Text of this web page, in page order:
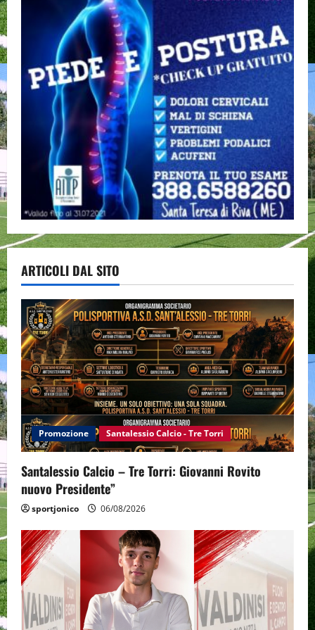
ARTICOLI DAL SITO
Promozione Santalessio Calcio - Tre Torri
Santalessio Calcio – Tre Torri: Giovanni Rovito
nuovo Presidente”
sportjonico 06/08/2026